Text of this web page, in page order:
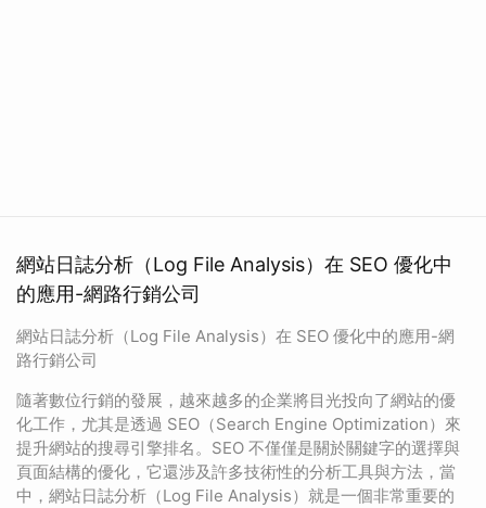
網站日誌分析（Log File Analysis）在 SEO 優化中
的應用-網路行銷公司
網站日誌分析（Log File Analysis）在 SEO 優化中的應用-網
路行銷公司
隨著數位行銷的發展，越來越多的企業將目光投向了網站的優
化工作，尤其是透過 SEO（Search Engine Optimization）來
提升網站的搜尋引擎排名。SEO 不僅僅是關於關鍵字的選擇與
頁面結構的優化，它還涉及許多技術性的分析工具與方法，當
中，網站日誌分析（Log File Analysis）就是一個非常重要的